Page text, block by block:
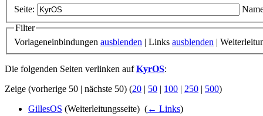
Seite:
Filter
Vorlageneinbindungen ausblenden | Links ausblenden |
Die folgenden Seiten verlinken aufKyrOS:
Zeige (vorherige 50 | nächste 50) (20 | 50 | 100 | 250 | 500)
GillesOS (Weiterleitungsseite) ‎ (← Links)